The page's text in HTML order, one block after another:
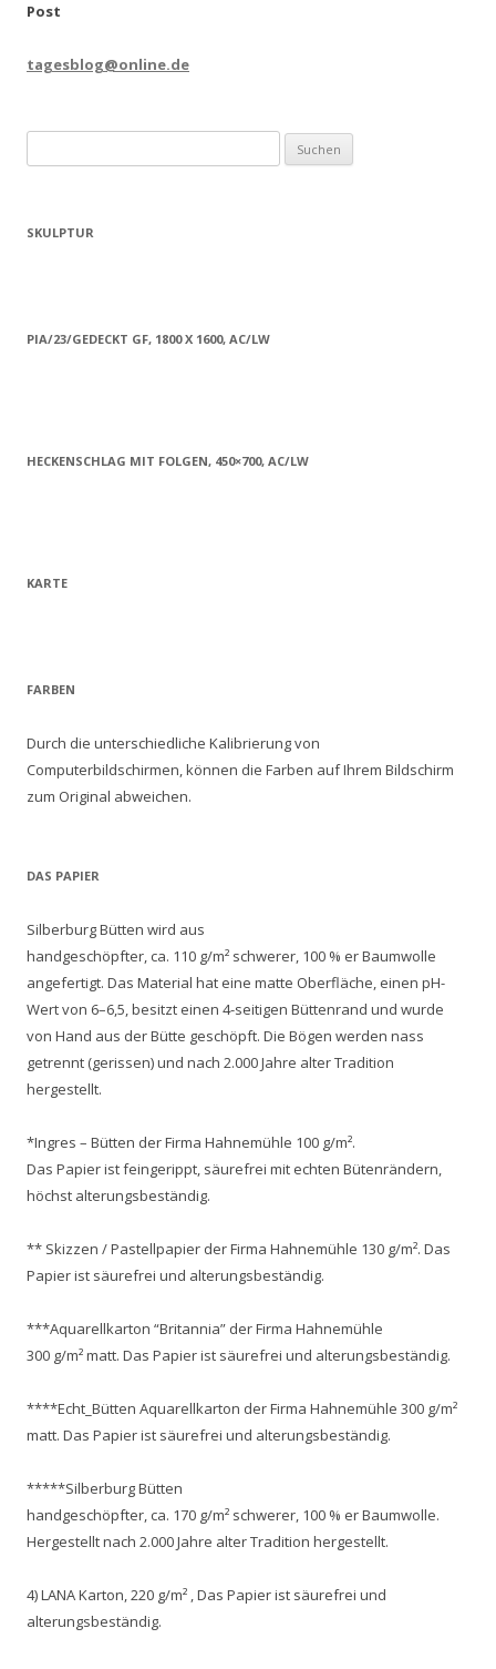
Post
tagesblog@online.de
nach:
SKULPTUR
PIA/23/GEDECKT GF, 1800 X 1600, AC/LW
HECKENSCHLAG MIT FOLGEN, 450×700, AC/LW
KARTE
FARBEN
Durch die unterschiedliche Kalibrierung von
Computerbildschirmen, können die Farben auf Ihrem Bildschirm
zum Original abweichen.
DAS PAPIER
Silberburg Bütten wird aus
handgeschöpfter, ca. 110 g/m² schwerer, 100 % er Baumwolle
angefertigt. Das Material hat eine matte Oberfläche, einen pH-
Wert von 6–6,5, besitzt einen 4-seitigen Büttenrand und wurde
von Hand aus der Bütte geschöpft. Die Bögen werden nass
getrennt (gerissen) und nach 2.000 Jahre alter Tradition
hergestellt.
*Ingres – Bütten der Firma Hahnemühle 100 g/m².
Das Papier ist feingerippt, säurefrei mit echten Bütenrändern,
höchst alterungsbeständig.
** Skizzen / Pastellpapier der Firma Hahnemühle 130 g/m². Das
Papier ist säurefrei und alterungsbeständig.
***Aquarellkarton “Britannia” der Firma Hahnemühle
300 g/m² matt. Das Papier ist säurefrei und alterungsbeständig.
****Echt_Bütten Aquarellkarton der Firma Hahnemühle 300 g/m²
matt. Das Papier ist säurefrei und alterungsbeständig.
*****Silberburg Bütten
handgeschöpfter, ca. 170 g/m² schwerer, 100 % er Baumwolle.
Hergestellt nach 2.000 Jahre alter Tradition hergestellt.
4) LANA Karton, 220 g/m² , Das Papier ist säurefrei und
alterungsbeständig.